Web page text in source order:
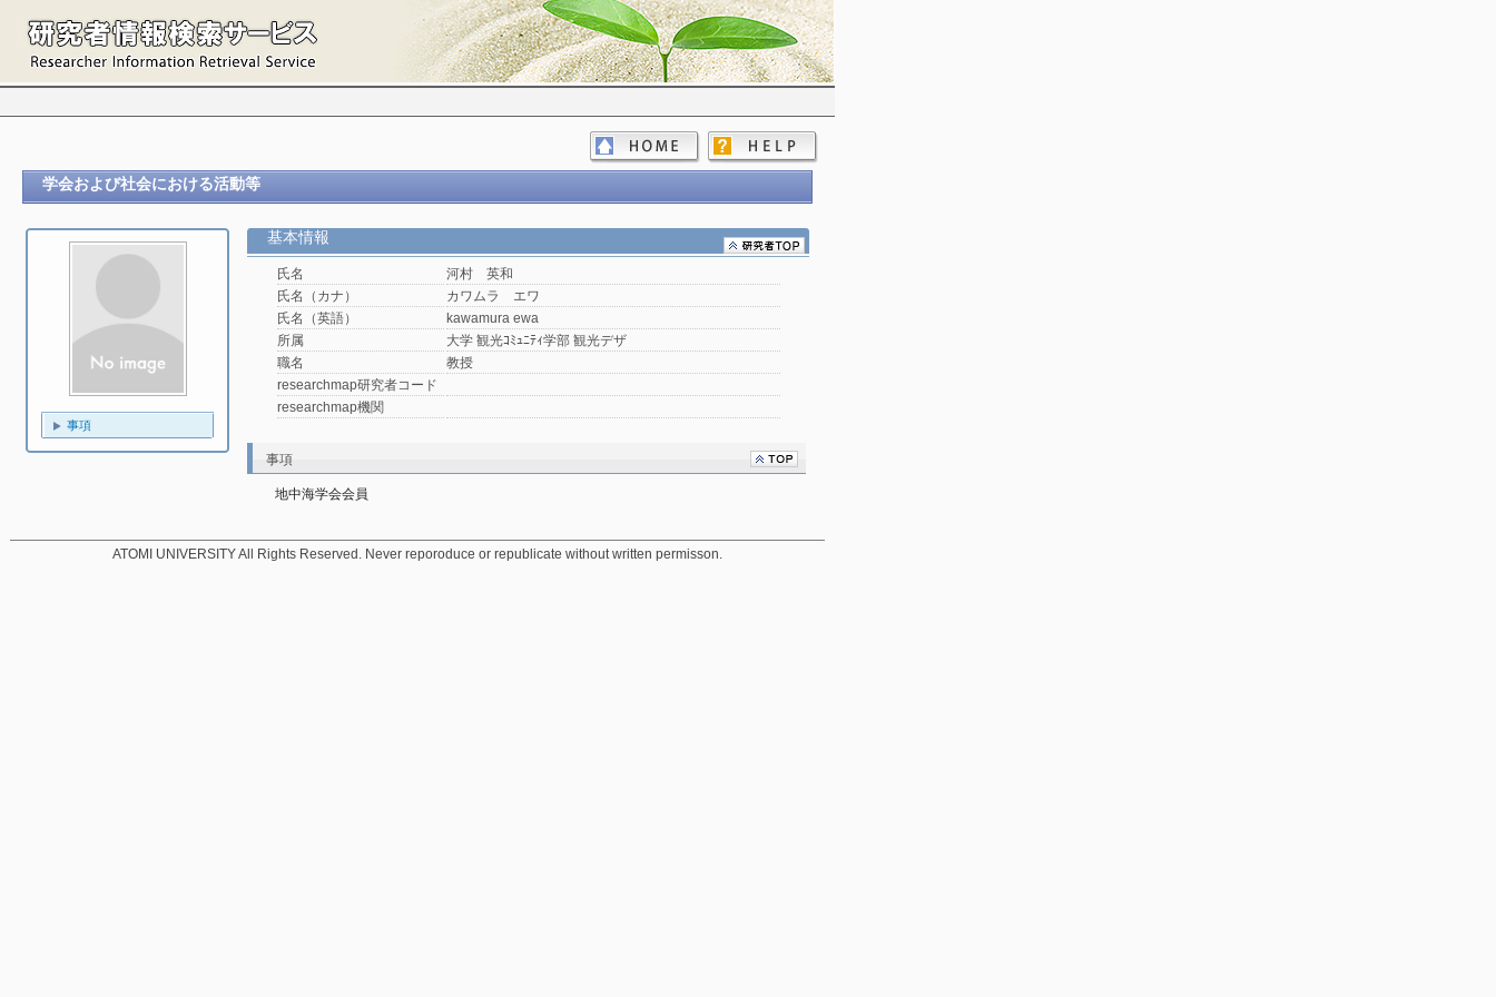
学会および社会における活動等
事項
基本情報
氏名
河村 英和
氏名（カナ）
カワムラ エワ
氏名（英語）
kawamura ewa
所属
大学 観光ｺﾐｭﾆﾃｨ学部 観光デザ
職名
教授
researchmap研究者コード
researchmap機関
事項
地中海学会会員